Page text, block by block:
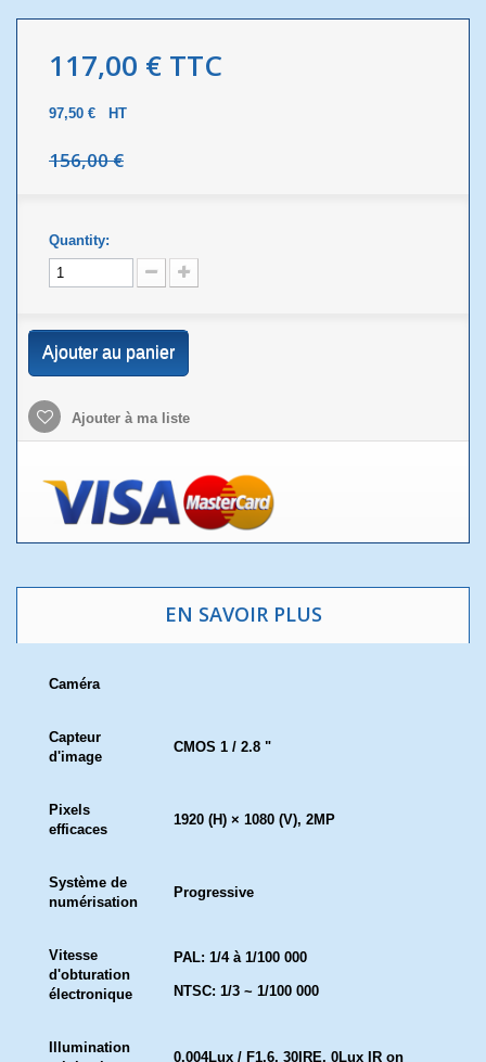
117,00 € TTC
97,50 € HT
156,00 €
Quantity:
Ajouter au panier
Ajouter à ma liste
EN SAVOIR PLUS
Caméra
Capteur
d'image
CMOS 1 / 2.8 "
Pixels
efficaces
1920 (H) × 1080 (V), 2MP
Système de
numérisation
Progressive
Vitesse
d'obturation
électronique
PAL: 1/4 à 1/100 000
NTSC: 1/3 ~ 1/100 000
Illumination
0.004Lux / F1.6, 30IRE, 0Lux IR on